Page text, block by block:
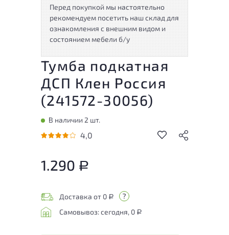
Перед покупкой мы настоятельно
рекомендуем посетить наш склад для
ознакомления с внешним видом и
состоянием мебели б/у
Тумба подкатная
ДСП Клен Россия
(241572-30056)
В наличии 2 шт.
4,0
1.290 Р
Доставка от 0 Р
Самовывоз: сегодня, 0 Р